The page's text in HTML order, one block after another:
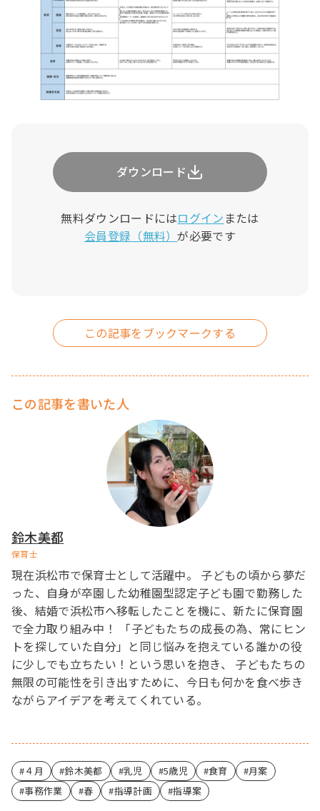
ダウンロード
無料ダウンロードにはログイン または
会員登録（無料）が必要です
この記事を書いた人
鈴木美都
保育士
現在浜松市で保育士として活躍中。 子どもの頃から夢だ
った、自身が卒園した幼稚園型認定子ども園で勤務した
後、結婚で浜松市へ移転したことを機に、新たに保育園
で全力取り組み中！ 「子どもたちの成長の為、常にヒン
トを探していた自分」と同じ悩みを抱えている誰かの役
に少しでも立ちたい！という思いを抱き、 子どもたちの
無限の可能性を引き出すために、今日も何かを食べ歩き
ながらアイデアを考えてくれている。
４月 鈴木美都 乳児 5歳児 食育
月案
事務作業
春 指導計画 指導案